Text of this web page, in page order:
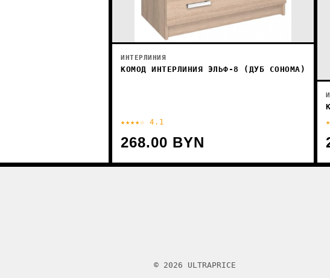
ИНТЕРЛИНИЯ
КОМОД ИНТЕРЛИНИЯ ЭЛЬФ-8 (ДУБ СОНОМА)
★★★★☆ 4.1
268.00 BYN
© 2026 ULTRAPRICE